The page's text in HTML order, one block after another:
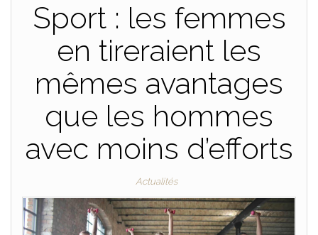
Sport : les femmes
en tireraient les
mêmes avantages
que les hommes
avec moins d’efforts
Actualités